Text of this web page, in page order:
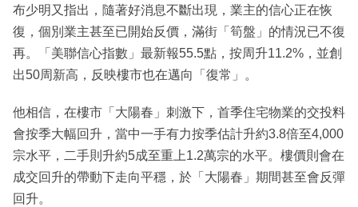
布少明又指出，隨著好消息不斷出現，業主的信心正在恢
復，個別業主甚至已開始反價，滿街「筍盤」的情況已不復
再。「美聯信心指數」最新報55.5點，按周升11.2%，並創
出50周新高，反映樓市也在邁向「復常」。
他相信，在樓市「大陽春」刺激下，首季住宅物業的交投料
會按季大幅回升，當中一手有力按季估計升約3.8倍至4,000
宗水平，二手則升約5成至重上1.2萬宗的水平。樓價則會在
成交回升的帶動下走向平穩，於「大陽春」期間甚至會反彈
回升。